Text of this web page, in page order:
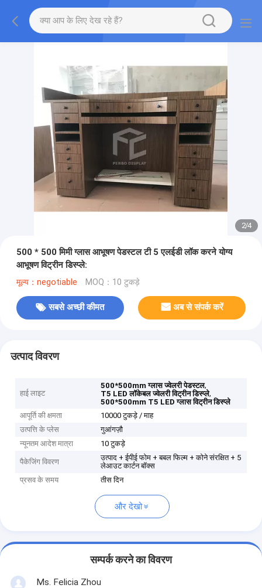
2/4
500 * 500 मिमी ग्लास आभूषण पेडस्टल टी 5 एलईडी लॉक करने योग्य
आभूषण विट्रीन डिस्प्ले:
मूल्य：negotiable MOQ：10 टुकड़े
सबसे अच्छी कीमत अब से संपर्क करें
उत्पाद विवरण
हाई लाइट
500*500mm ग्लास ज्वेलरी पेडस्टल,
T5 LED लॉकेबल ज्वेलरी विट्रीन डिस्प्ले,
500*500mm T5 LED ग्लास विट्रीन डिस्प्ले
आपूर्ति की क्षमता
10000 टुकड़े / माह
उत्पत्ति के प्लेस
गुआंगज़ौ
न्यूनतम आदेश मात्रा
10 टुकड़े
पैकेजिंग विवरण
उत्पाद + ईपीई फोम + बबल फिल्म + कोने संरक्षित + 5
लेआउट कार्टन बॉक्स
प्रसव के समय
तीस दिन
और देखो
सम्पर्क करने का विवरण
Ms. Felicia Zhou